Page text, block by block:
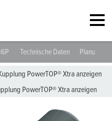
Technische Daten
PowerTOP® Xtra anzeigen
PowerTOP® Xtra anzeigen